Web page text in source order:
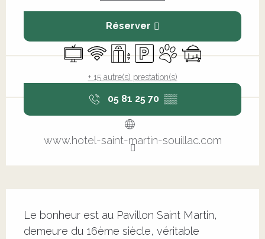
Réserver
Télévision
WiFi Ascenseur
ParkingAnimaux acceptés
Service en
+ 15 autre(s) prestation(s)
05 81 25 70 ▒▒
www.hotel-saint-martin-souillac.com
Le bonheur est au Pavillon Saint Martin,
demeure du 16ème siècle, véritable